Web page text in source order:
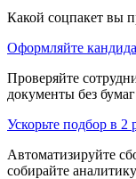
Какой соцпакет вы
Оформляйте
Проверяйте
документы без
Ускорьте подбор в 2
Автоматизируйте
собирайте